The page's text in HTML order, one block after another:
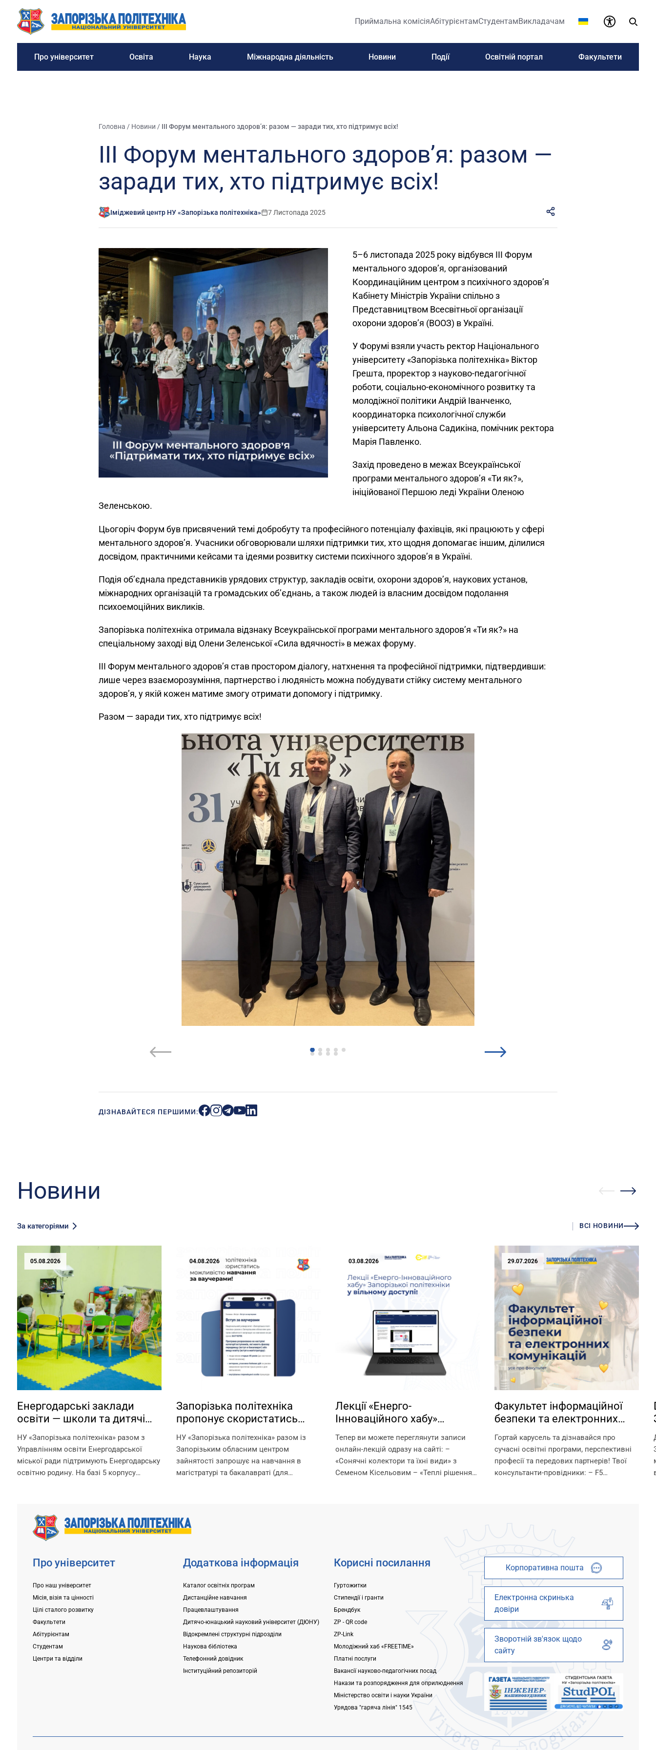
Приймальна комісіяАбітурієнтамСтудентамВикладачам
Про університет Освіта Наука Міжнародна діяльність Новини Події Освітній портал Факультети
Головна / Новини / III Форум ментального здоров’я: разом — заради тих, хто підтримує всіх!
III Форум ментального здоров’я: разом —
заради тих, хто підтримує всіх!
Іміджевий центр НУ «Запорізька політехніка» 7 Листопада 2025
5–6 листопада 2025 року відбувся III Форум
ментального здоров’я, організований
Координаційним центром з психічного здоров’я
Кабінету Міністрів України спільно з
Представництвом Всесвітньої організації
охорони здоров’я (ВООЗ) в Україні.
У Форумі взяли участь ректор Національного
університету «Запорізька політехніка» Віктор
Грешта, проректор з науково-педагогічної
роботи, соціально-економічного розвитку та
молодіжної політики Андрій Іванченко,
координаторка психологічної служби
університету Альона Садикіна, помічник ректора
Марія Павленко.
Захід проведено в межах Всеукраїнської
програми ментального здоров’я «Ти як?»,
ініційованої Першою леді України Оленою
Зеленською.
Цьогоріч Форум був присвячений темі добробуту та професійного потенціалу фахівців, які працюють у сфері
ментального здоров’я. Учасники обговорювали шляхи підтримки тих, хто щодня допомагає іншим, ділилися
досвідом, практичними кейсами та ідеями розвитку системи психічного здоров’я в Україні.
Подія об’єднала представників урядових структур, закладів освіти, охорони здоров’я, наукових установ,
міжнародних організацій та громадських об’єднань, а також людей із власним досвідом подолання
психоемоційних викликів.
Запорізька політехніка отримала відзнаку Всеукраїнської програми ментального здоров’я «Ти як?» на
спеціальному заході від Олени Зеленської «Сила вдячності» в межах форуму.
III Форум ментального здоров’я став простором діалогу, натхнення та професійної підтримки, підтвердивши:
лише через взаєморозуміння, партнерство і людяність можна побудувати стійку систему ментального
здоров’я, у якій кожен матиме змогу отримати допомогу і підтримку.
Разом — заради тих, хто підтримує всіх!
ДІЗНАВАЙТЕСЯ ПЕРШИМИ:
Новини
За категоріями ВСІ НОВИНИ
05.08.2026
Енергодарські заклади
освіти — школи та дитячі
садки — працюють на базі
Запорізької політехніки!
НУ «Запорізька політехніка» разом з
Управлінням освіти Енергодарської
міської ради підтримують Енергодарську
освітню родину. На базі 5 корпусу
гарантуємо? –...
04.08.2026
Запорізька політехніка
пропонує скористатись
можливістю навчання за
ваучерами!
НУ «Запорізька політехніка» разом із
Запорізьким обласним центром
зайнятості запрошує на навчання в
магістратурі та бакалавраті (для
службою зайнятості та...
03.08.2026
Лекції «Енерго-
Інноваційного хабу»
Запорізької політехніки у
вільному доступі!
Тепер ви можете переглянути записи
онлайн-лекцій одразу на сайті: –
«Сонячні колектори та їхні види» з
Семеном Кісельовим – «Теплі рішення
29.07.2026
Факультет інформаційної
безпеки та електронних
комунікацій НУ «Запорізька
політехніка» — володарі
технологічного світу.
Гортай карусель та дізнавайся про
сучасні освітні програми, перспективні
професії та передових партнерів! Твої
консультанти-провідники: – F5
Про університет
Про наш університет
Місія, візія та цінності
Цілі сталого розвитку
Факультети
Абітурієнтам
Студентам
Центри та відділи
Додаткова інформація
Каталог освітніх програм
Дистанційне навчання
Працевлаштування
Дитячо-юнацький науковий університет (ДЮНУ)
Відокремлені структурні підрозділи
Наукова бібліотека
Телефонний довідник
Інституційний репозиторій
Корисні посилання
Гуртожитки
Стипендії і гранти
Брендбук
ZP - QR code
ZP-Link
Молодіжний хаб «FREETIME»
Платні послуги
Вакансії науково-педагогічних посад
Накази та розпорядження для оприлюднення
Міністерство освіти і науки України
Урядова "гаряча лінія" 1545
Корпоративна пошта
Електронна скринька
довіри
Зворотній зв'язок щодо
сайту